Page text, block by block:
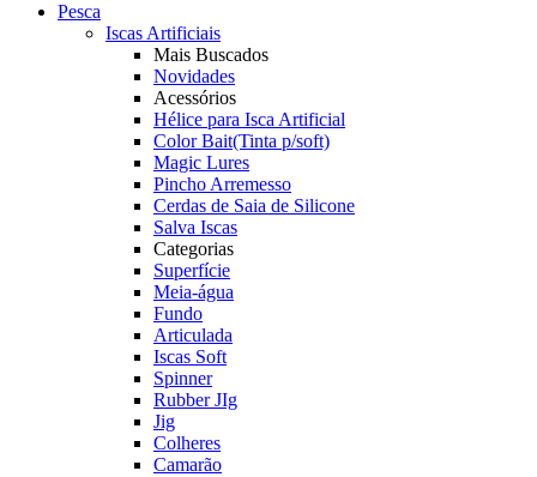
Pesca
Iscas Artificiais
Mais Buscados
Novidades
Acessórios
Hélice para Isca Artificial
Color Bait(Tinta p/soft)
Magic Lures
Pincho Arremesso
Cerdas de Saia de Silicone
Salva Iscas
Categorias
Superfície
Meia-água
Fundo
Articulada
Iscas Soft
Spinner
Rubber JIg
Jig
Colheres
Camarão